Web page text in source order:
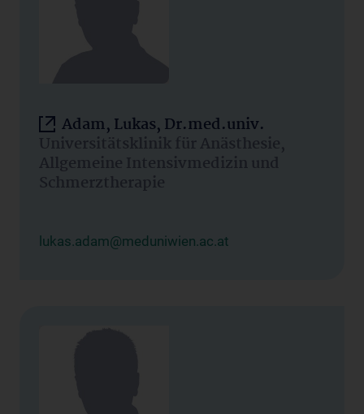
Adam, Lukas, Dr.med.univ.
Universitätsklinik für Anästhesie,
Allgemeine Intensivmedizin und
Schmerztherapie
lukas.adam@meduniwien.ac.at